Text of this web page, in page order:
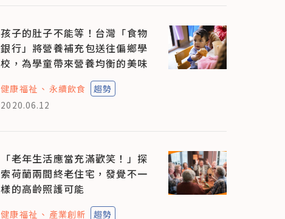
孩子的肚子不能等！台灣「食物
銀行」將營養補充包送往偏鄉學
校，為學童帶來營養均衡的美味
健康福祉 永續飲食
趨勢
2020.06.12
「老年生活應當充滿歡笑！」探
索荷蘭兩間終老住宅，發覺不一
樣的高齡照護可能
健康福祉 產業創新
趨勢